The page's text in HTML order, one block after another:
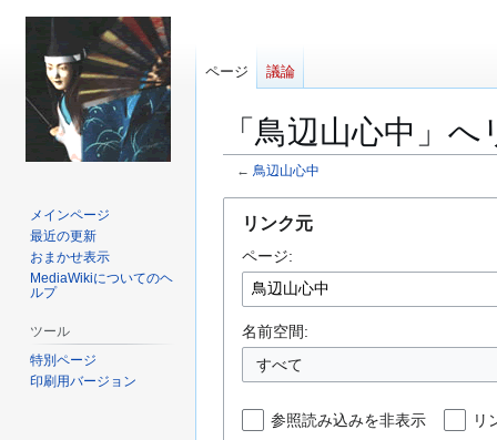
「鳥辺山心中」
← 鳥辺山心中
リンク元
ページ:
名前空間:
すべて
参照読み込みを非表示 リ
ページ 議論
メインページ
最近の更新
おまかせ表示
MediaWikiについてのヘ
ルプ
ツール
特別ページ
印刷用バージョン